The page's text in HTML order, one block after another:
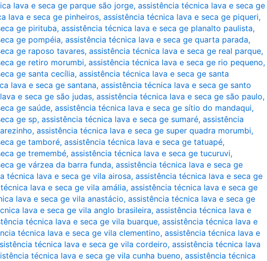
lava e seca ge parque são jorge, assistência técnica lava e seca ge
lava e seca ge pinheiros, assistência técnica lava e seca ge piqueri,
ge pirituba, assistência técnica lava e seca ge planalto paulista,
ge pompéia, assistência técnica lava e seca ge quarta parada,
ge raposo tavares, assistência técnica lava e seca ge real parque,
ge retiro morumbi, assistência técnica lava e seca ge rio pequeno,
ge santa cecília, assistência técnica lava e seca ge santa
lava e seca ge santana, assistência técnica lava e seca ge santo
e seca ge são judas, assistência técnica lava e seca ge são paulo,
ge saúde, assistência técnica lava e seca ge sítio do mandaqui,
ge sp, assistência técnica lava e seca ge sumaré, assistência
, assistência técnica lava e seca ge super quadra morumbi,
ge tamboré, assistência técnica lava e seca ge tatuapé,
ge tremembé, assistência técnica lava e seca ge tucuruvi,
ge várzea da barra funda, assistência técnica lava e seca ge
técnica lava e seca ge vila airosa, assistência técnica lava e seca ge
lava e seca ge vila amália, assistência técnica lava e seca ge
lava e seca ge vila anastácio, assistência técnica lava e seca ge
lava e seca ge vila anglo brasileira, assistência técnica lava e
técnica lava e seca ge vila buarque, assistência técnica lava e
técnica lava e seca ge vila clementino, assistência técnica lava e
técnica lava e seca ge vila cordeiro, assistência técnica lava
técnica lava e seca ge vila cunha bueno, assistência técnica